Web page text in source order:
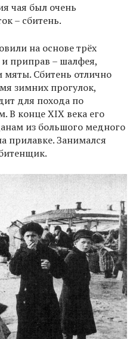
чая был очень
– сбитень.
на основе трёх
приправ – шалфея,
Сбитень отлично
зимних прогулок,
для похода по
В конце XIX века его
из большого медного
прилавке. Занимался